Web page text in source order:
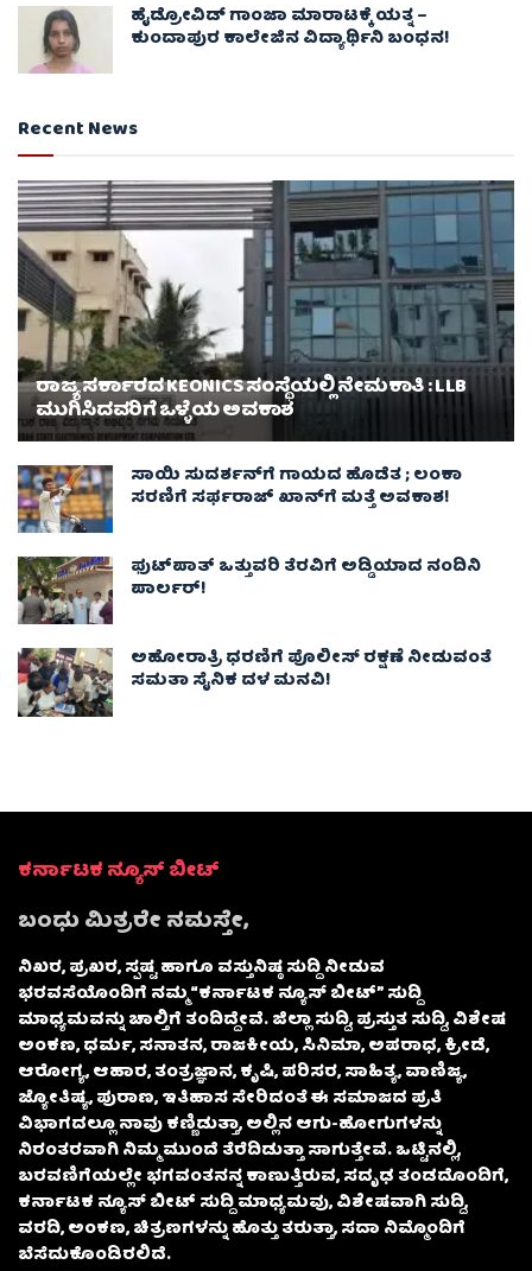
ಹೈಡ್ರೋವಿಡ್ ಗಾಂಜಾ ಮಾರಾಟಕ್ಕೆ ಯತ್ನ –
ಕುಂದಾಪುರ ಕಾಲೇಜಿನ ವಿದ್ಯಾರ್ಥಿನಿ ಬಂಧನ!
Recent News
ರಾಜ್ಯ ಸರ್ಕಾರದ KEONICS ಸಂಸ್ಥೆಯಲ್ಲಿ ನೇಮಕಾತಿ : LLB
ಮುಗಿಸಿದವರಿಗೆ ಒಳ್ಳೆಯ ಅವಕಾಶ
ಸಾಯಿ ಸುದರ್ಶನ್‌ಗೆ ಗಾಯದ ಹೊಡೆತ ; ಲಂಕಾ
ಸರಣಿಗೆ ಸರ್ಫರಾಜ್ ಖಾನ್‌ಗೆ ಮತ್ತೆ ಅವಕಾಶ!
ಫುಟ್‌ಪಾತ್ ಒತ್ತುವರಿ ತೆರವಿಗೆ ಅಡ್ಡಿಯಾದ ನಂದಿನಿ
ಪಾರ್ಲರ್!
ಅಹೋರಾತ್ರಿ ಧರಣಿಗೆ ಪೊಲೀಸ್ ರಕ್ಷಣೆ ನೀಡುವಂತೆ
ಸಮತಾ ಸೈನಿಕ ದಳ ಮನವಿ!
ಕರ್ನಾಟಕ ನ್ಯೂಸ್ ಬೀಟ್
ಬಂಧು ಮಿತ್ರರೇ ನಮಸ್ತೇ,
ನಿಖರ, ಪ್ರಖರ, ಸ್ಪಷ್ಟ ಹಾಗೂ ವಸ್ತುನಿಷ್ಠ ಸುದ್ದಿ ನೀಡುವ
ಭರವಸೆಯೊಂದಿಗೆ ನಮ್ಮ “ಕರ್ನಾಟಕ ನ್ಯೂಸ್ ಬೀಟ್” ಸುದ್ದಿ
ಮಾಧ್ಯಮವನ್ನು ಚಾಲ್ತಿಗೆ ತಂದಿದ್ದೇವೆ. ಜಿಲ್ಲಾ ಸುದ್ದಿ, ಪ್ರಸ್ತುತ ಸುದ್ದಿ, ವಿಶೇಷ
ಅಂಕಣ, ಧರ್ಮ, ಸನಾತನ, ರಾಜಕೀಯ, ಸಿನಿಮಾ, ಅಪರಾಧ, ಕ್ರೀಡೆ,
ಆರೋಗ್ಯ, ಆಹಾರ, ತಂತ್ರಜ್ಞಾನ, ಕೃಷಿ, ಪರಿಸರ, ಸಾಹಿತ್ಯ, ವಾಣಿಜ್ಯ,
ಜ್ಯೋತಿಷ್ಯ, ಪುರಾಣ, ಇತಿಹಾಸ ಸೇರಿದಂತೆ ಈ ಸಮಾಜದ ಪ್ರತಿ
ವಿಭಾಗದಲ್ಲೂ ನಾವು ಕಣ್ಣಿಡುತ್ತಾ, ಅಲ್ಲಿನ ಆಗು-ಹೋಗುಗಳನ್ನು
ನಿರಂತರವಾಗಿ ನಿಮ್ಮ ಮುಂದೆ ತೆರೆದಿಡುತ್ತಾ ಸಾಗುತ್ತೇವೆ. ಒಟ್ಟಿನಲ್ಲಿ,
ಬರವಣಿಗೆಯಲ್ಲೇ ಭಗವಂತನನ್ನ ಕಾಣುತ್ತಿರುವ, ಸದೃಢ ತಂಡದೊಂದಿಗೆ,
ಕರ್ನಾಟಕ ನ್ಯೂಸ್ ಬೀಟ್ ಸುದ್ದಿ ಮಾಧ್ಯಮವು, ವಿಶೇಷವಾಗಿ ಸುದ್ದಿ,
ವರದಿ, ಅಂಕಣ, ಚಿತ್ರಣಗಳನ್ನು ಹೊತ್ತು ತರುತ್ತಾ, ಸದಾ ನಿಮ್ಮೊಂದಿಗೆ
ಬೆಸೆದುಕೊಂಡಿರಲಿದೆ.